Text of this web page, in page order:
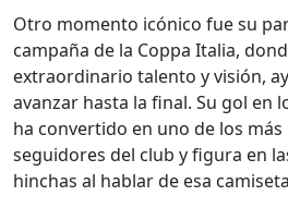
Otro momento icónico fue su
campaña de la Coppa Italia,
extraordinario talento y visión,
avanzar hasta la final. Su gol en
ha convertido en uno de los
seguidores del club y figura en
hinchas al hablar de esa